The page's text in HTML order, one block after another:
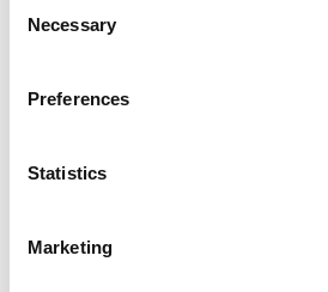
Selection
Necessary
Preferences
Statistics
Marketing
Duurzame materialen en lange levensduur
Hoogte
Kies een optie